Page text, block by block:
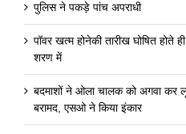
पुलिस ने पकड़े पांच अपराधी
पॉवर खत्म होनेकी तारीख घोषित
शरण में
बदमाशों ने ओला चालक को अगवा कर
बरामद, एसओ ने किया इंकार